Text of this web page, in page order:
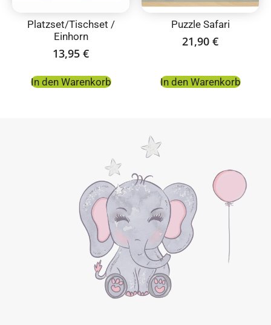
Platzset/Tischset /
Einhorn
13,95 €
In den Warenkorb
Puzzle Safari
21,90 €
In den Warenkorb